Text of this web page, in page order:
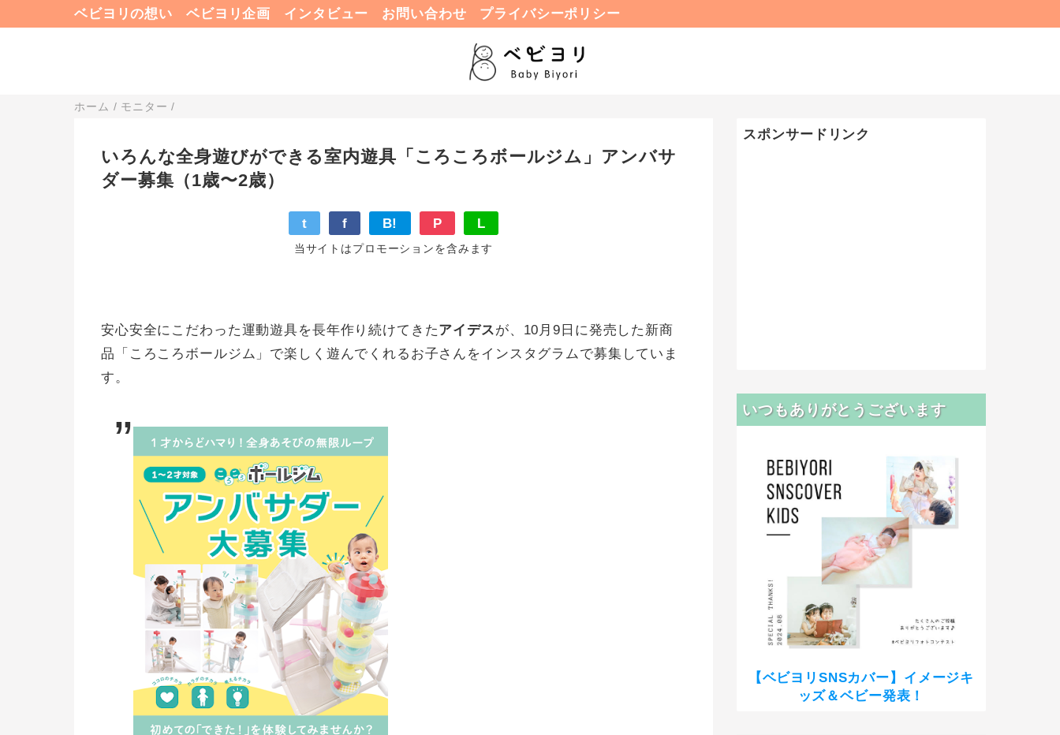
ベビヨリの想い ベビヨリ企画 インタビュー お問い合わせ プライバシーポリシー
ホーム / モニター /
いろんな全身遊びができる室内遊具「ころころボールジム」アンバサ
ダー募集（1歳〜2歳）
t f B! P L
当サイトはプロモーションを含みます
安心安全にこだわった運動遊具を長年作り続けてきたアイデスが、10月9日に発売した新商
品「ころころボールジム」で楽しく遊んでくれるお子さんをインスタグラムで募集していま
す。
スポンサードリンク
いつもありがとうございます
【ベビヨリSNSカバー】イメージキ
ッズ＆ベビー発表！